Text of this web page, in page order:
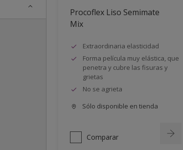
Procoflex Liso Semimate
Mix
Extraordinaria elasticidad
Forma película muy elástica, que
penetra y cubre las fisuras y
grietas
No se agrieta
Sólo disponible en tienda
Comparar